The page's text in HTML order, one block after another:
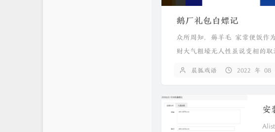
鹅厂礼包白嫖记
众所周知，薅羊毛 家常便饭作
财大气粗壕无人性虽说变相的
晨狐戏语 2022 年 08
安